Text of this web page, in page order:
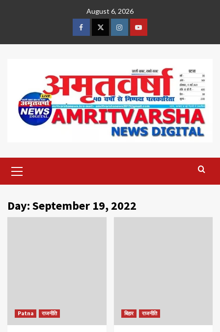
August 6, 2026
FacebookTwitterInstagramYoutube
Menu
Day:September 19, 2022
Patna राजनीति बिहार राजनीति